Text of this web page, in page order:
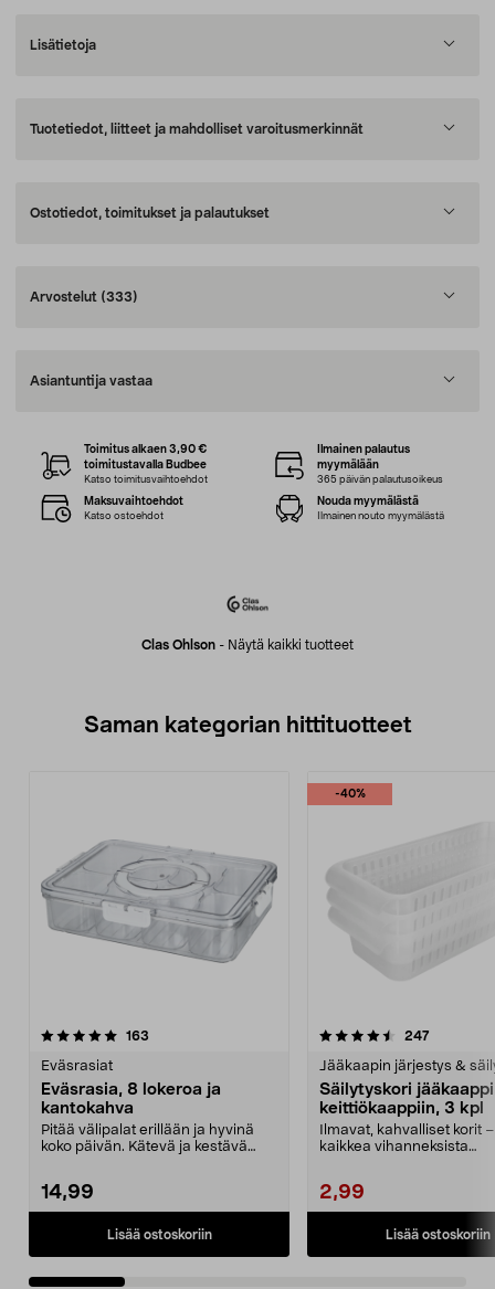
Lisätietoja
Tuotetiedot, liitteet ja mahdolliset varoitusmerkinnät
Ostotiedot, toimitukset ja palautukset
Arvostelut (333)
Asiantuntija vastaa
Clas Ohlson - Näytä kaikki tuotteet
Toimitus alkaen 3,90 €
toimitustavalla Budbee
Katso toimitusvaihtoehdot
Ilmainen palautus
myymälään
365 päivän palautusoikeus
Maksuvaihtoehdot
Katso ostoehdot
Nouda myymälästä
Ilmainen nouto myymälästä
Saman kategorian hittituotteet
163
Eväsrasiat
Eväsrasia, 8 lokeroa ja
kantokahva
Pitää välipalat erillään ja hyvinä
koko päivän. Kätevä ja kestävä
14,99
Lisää ostoskoriin
-40%
4.5 viidestä
247arvostelut
Jääkaapin järjestys &
Säilytyskori
keittiökaappiin, 3 kpl
Ilmavat, kahvalliset korit
kaikkea vihanneksista
2,99
Lisää ostoskoriin
3.5 viidestä